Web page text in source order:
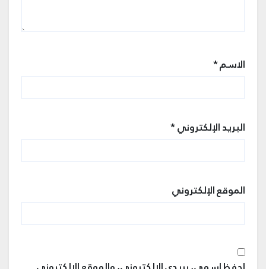
الاسم*
البريد الإلكتروني*
الموقع الإلكتروني